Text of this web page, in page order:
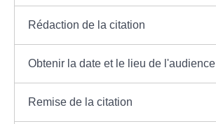
Rédaction de la citation
Obtenir la date et le lieu de l'audience
Remise de la citation